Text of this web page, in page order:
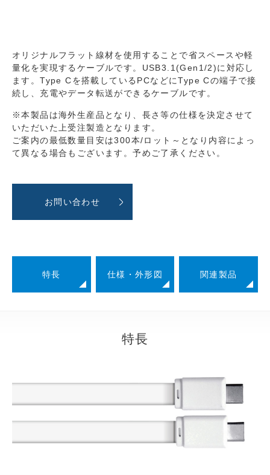
オリジナルフラット線材を使用することで省スペースや軽
量化を実現するケーブルです。USB3.1(Gen1/2)に対応し
ます。Type Cを搭載しているPCなどにType Cの端子で接
続し、充電やデータ転送ができるケーブルです。
※本製品は海外生産品となり、長さ等の仕様を決定させて
いただいた上受注製造となります。
ご案内の最低数量目安は300本/ロット～となり内容によっ
て異なる場合もございます。予めご了承ください。
お問い合わせ
特長 仕様・外形図 関連製品
特長